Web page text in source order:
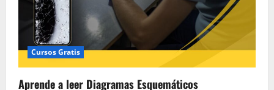
Cursos Gratis
Aprende a leer Diagramas Esquemáticos